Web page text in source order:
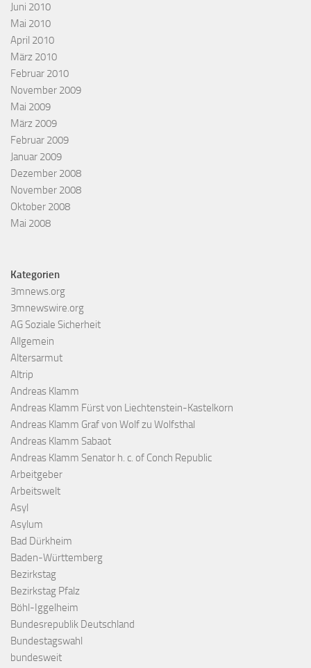
Juni 2010
Mai 2010
April 2010
März 2010
Februar 2010
November 2009
Mai 2009
März 2009
Februar 2009
Januar 2009
Dezember 2008
November 2008
Oktober 2008
Mai 2008
Kategorien
3mnews.org
3mnewswire.org
AG Soziale Sicherheit
Allgemein
Altersarmut
Altrip
Andreas Klamm
Andreas Klamm Fürst von Liechtenstein-Kastelkorn
Andreas Klamm Graf von Wolf zu Wolfsthal
Andreas Klamm Sabaot
Andreas Klamm Senator h. c. of Conch Republic
Arbeitgeber
Arbeitswelt
Asyl
Asylum
Bad Dürkheim
Baden-Württemberg
Bezirkstag
Bezirkstag Pfalz
Böhl-Iggelheim
Bundesrepublik Deutschland
Bundestagswahl
bundesweit